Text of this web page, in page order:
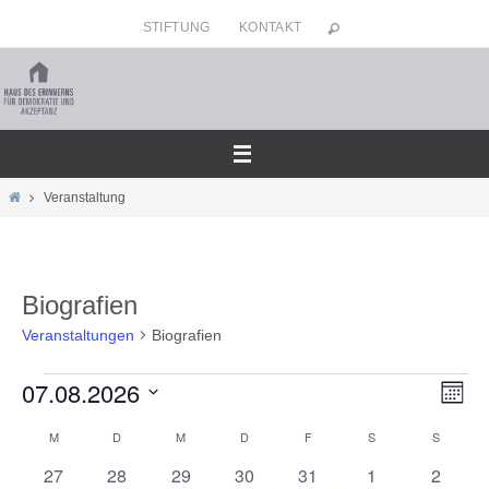
Inhalt
springen
STIFTUNG KONTAKT
HomeVeranstaltung
Biografien
Veranstaltungen Biografien
Veranstaltungen
Monat
07.08.2026
Kalender
von
MMONTAG D DIENSTAGM MITTWOCH
DDONNERSTAG
FFREITAG S SAMSTAGS
0
27
0
28
0
29
0
30
0
31
0
1
0
2